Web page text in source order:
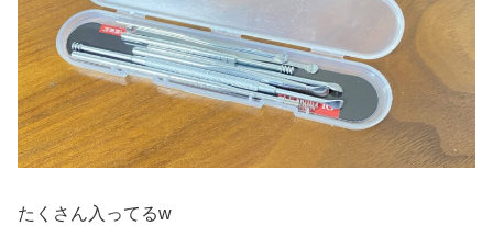
たくさん入ってるw